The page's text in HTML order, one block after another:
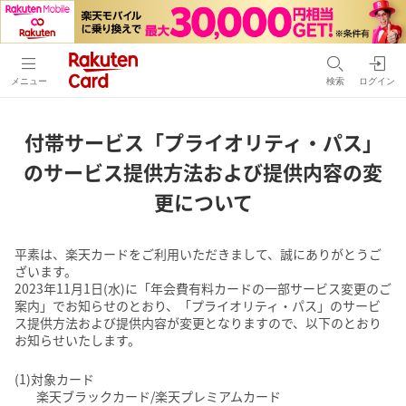
メニュー 検索 ログイン
付帯サービス「プライオリティ・パス」
のサービス提供方法および提供内容の変
更について
平素は、楽天カードをご利用いただきまして、誠にありがとうご
ざいます。
2023年11月1日(水)に「年会費有料カードの一部サービス変更のご
案内」でお知らせのとおり、「プライオリティ・パス」のサービ
ス提供方法および提供内容が変更となりますので、以下のとおり
お知らせいたします。
(1)対象カード
楽天ブラックカード/楽天プレミアムカード